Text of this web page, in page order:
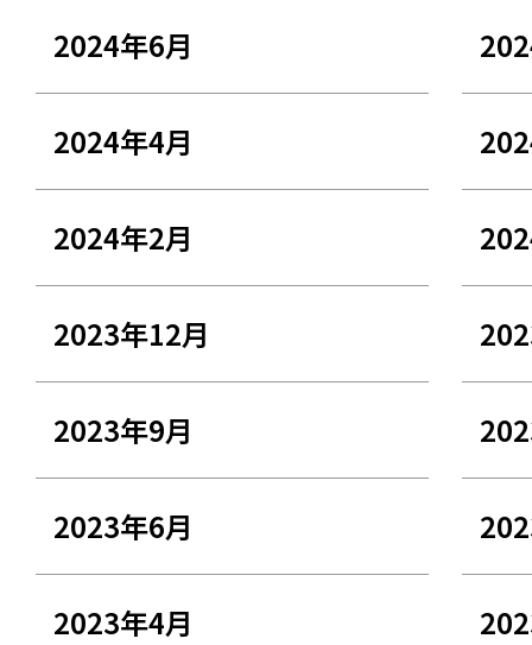
2024年6月
2024年4月
2024年2月
2023年12月
2023年9月
2023年6月
2023年4月